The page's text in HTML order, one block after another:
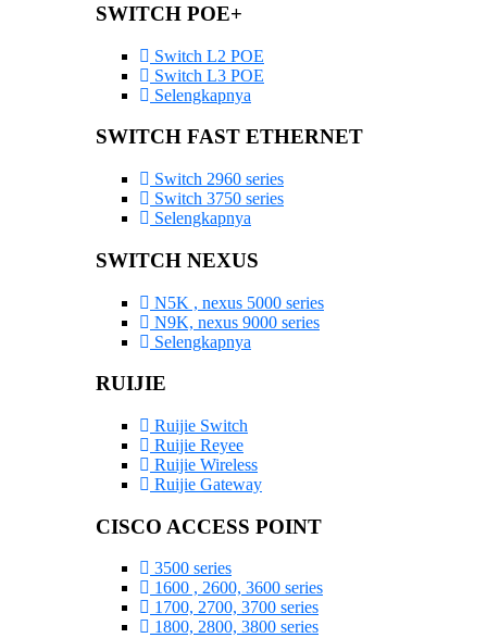
SWITCH POE+
Switch L2 POE
Switch L3 POE
Selengkapnya
SWITCH FAST ETHERNET
Switch 2960 series
Switch 3750 series
Selengkapnya
SWITCH NEXUS
N5K , nexus 5000 series
N9K, nexus 9000 series
Selengkapnya
RUIJIE
Ruijie Switch
Ruijie Reyee
Ruijie Wireless
Ruijie Gateway
CISCO ACCESS POINT
3500 series
1600 , 2600, 3600 series
1700, 2700, 3700 series
1800, 2800, 3800 series